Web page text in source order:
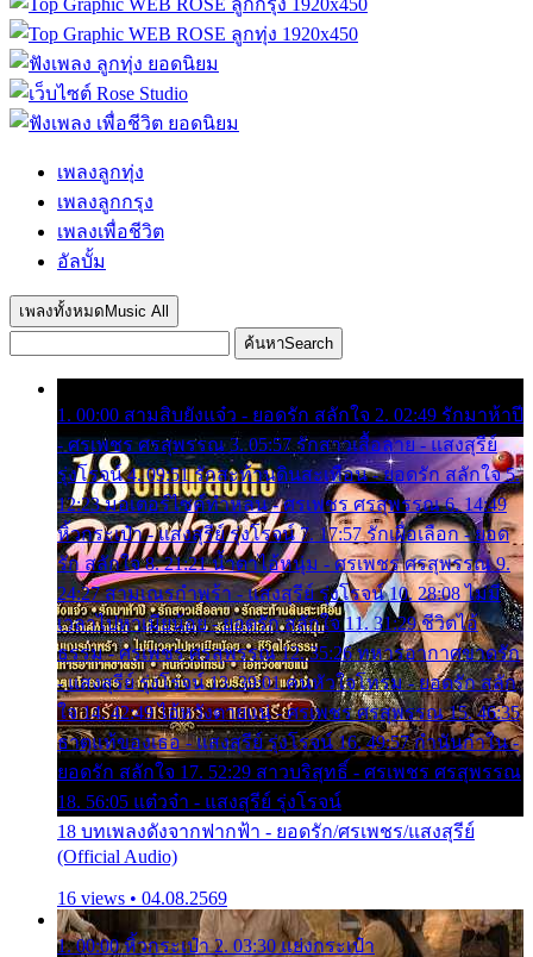
เพลงลูกทุ่ง
เพลงลูกกรุง
เพลงเพื่อชีวิต
อัลบั้ม
เพลงทั้งหมด Music All
ค้นหาSearch
1. 00:00 สามสิบยังแจ๋ว - ยอดรัก สลักใจ 2. 02:49 รักมาห้าปี
- ศรเพชร ศรสุพรรณ 3. 05:57 รักสาวเสื้อลาย - แสงสุรีย์
รุ่งโรจน์ 4. 09:51 รักสะท้านดินสะเทือน - ยอดรัก สลักใจ 5.
12:23 มอเตอร์ไซค์ทำหล่น - ศรเพชร ศรสุพรรณ 6. 14:49
หิ้วกระเป๋า - แสงสุรีย์ รุ่งโรจน์ 7. 17:57 รักเผื่อเลือก - ยอด
รัก สลักใจ 8. 21:21 น้ำตาไอ้หนุ่ม - ศรเพชร ศรสุพรรณ 9.
24:27 สามเณรกำพร้า - แสงสุรีย์ รุ่งโรจน์ 10. 28:08 ไม่มี
เวลาไปหาเมียน้อย - ยอดรัก สลักใจ 11. 31:29 ชีวิตไอ้
ธรรม - ศรเพชร ศรสุพรรณ 12. 35:26 ทหารอากาศขาดรัก
- แสงสุรีย์ รุ่งโรจน์ 13. 39:01 คนหัวใจโทรม - ยอดรัก สลัก
ใจ 14. 42:49 ไอ้หวังตายแน่ - ศรเพชร ศรสุพรรณ 15. 46:35
ธาตุแท้ของเธอ - แสงสุรีย์ รุ่งโรจน์ 16. 49:57 กำนันกำใน -
ยอดรัก สลักใจ 17. 52:29 สาวบริสุทธิ์ - ศรเพชร ศรสุพรรณ
18. 56:05 แต๋วจ๋า - แสงสุรีย์ รุ่งโรจน์
18 บทเพลงดังจากฟากฟ้า - ยอดรัก/ศรเพชร/แสงสุรีย์
(Official Audio)
16 views • 04.08.2569
1. 00:00 หิ้วกระเป๋า 2. 03:30 แย่งกระเป๋า